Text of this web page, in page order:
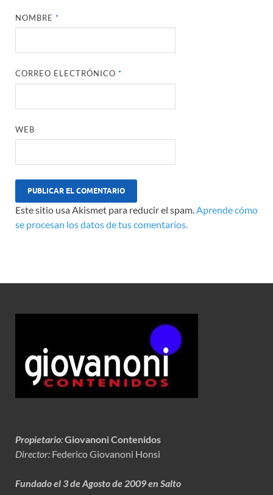
NOMBRE*
CORREO ELECTRÓNICO*
WEB
Este sitio usa Akismet para reducir el spam.Aprende cómo
se procesan los datos de tus comentarios.
Propietario:Giovanoni Contenidos
Director: Federico Giovanoni Honsi
Fundado el 3 de Agosto de 2009 en Salto